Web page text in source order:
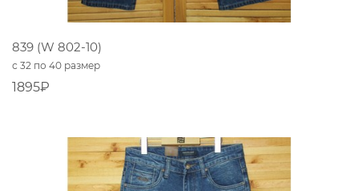
839 (W 802-10)
с 32 по 40 размер
1895₽